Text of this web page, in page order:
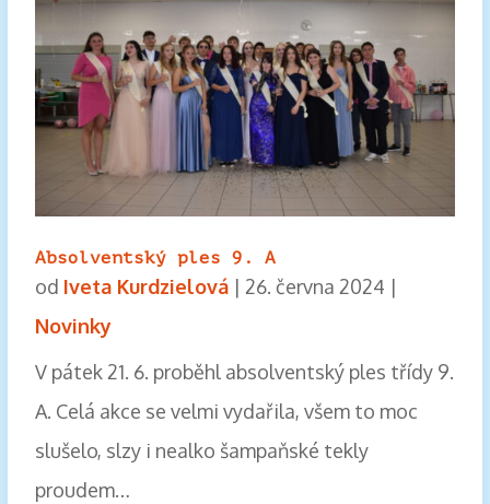
Absolventský ples 9. A
od Iveta Kurdzielová| 26. června 2024 |
Novinky
V pátek 21. 6. proběhl absolventský ples třídy 9.
A. Celá akce se velmi vydařila, všem to moc
slušelo, slzy i nealko šampaňské tekly
proudem…